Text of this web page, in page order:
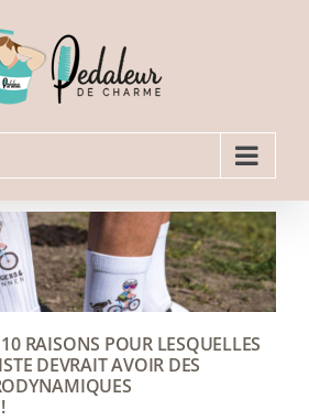
10 RAISONS POUR LESQUELLES
DEVRAIT AVOIR DES